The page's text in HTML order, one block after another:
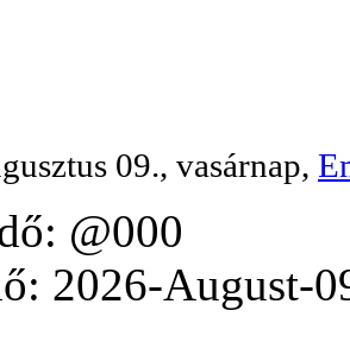
09., vasárnap,
@000
2026-August-